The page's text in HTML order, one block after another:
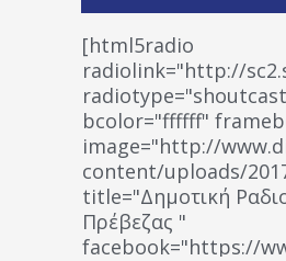
[html5radio
radiolink="http://
bcolor="ffffff"
image="http://
content/uploads/
title="Δημοτική
Πρέβεζας "
facebook="https://